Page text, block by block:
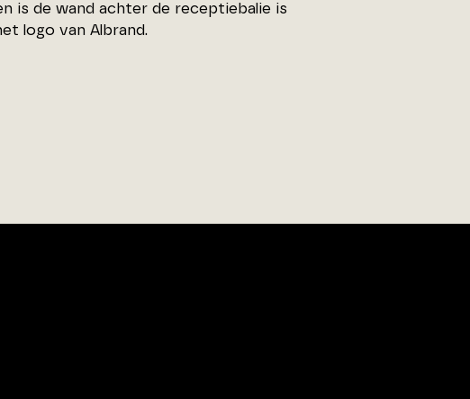
is de wand achter de receptiebalie is
logo van Albrand.